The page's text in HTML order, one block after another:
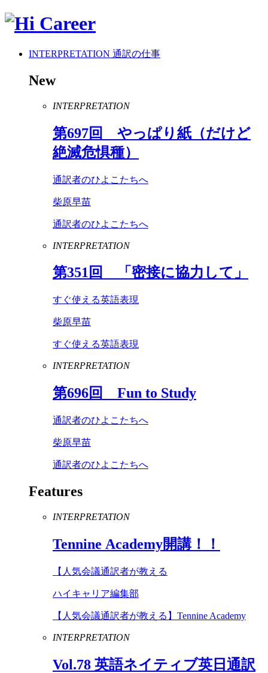
INTERPRETATION 通訳の仕事
New
INTERPRETATION
第697回 やっぱり紙（だけど
絶滅危惧種）
通訳者のひよこたちへ
柴原早苗
通訳者のひよこたちへ
INTERPRETATION
第351回 「密接に協力して」
すぐ使える英語表現
柴原早苗
すぐ使える英語表現
INTERPRETATION
第696回 Fun to Study
通訳者のひよこたちへ
柴原早苗
通訳者のひよこたちへ
Features
INTERPRETATION
Tennine Academy開講！！
【人気会議通訳者が教える
ハイキャリア編集部
【人気会議通訳者が教える】Tennine Academy
INTERPRETATION
Vol.78 英語ネイティブ英日通訳